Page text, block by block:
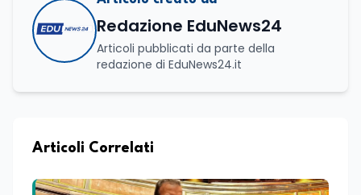
Redazione EduNews24
Articoli pubblicati da parte della
redazione di EduNews24.it
Articoli Correlati